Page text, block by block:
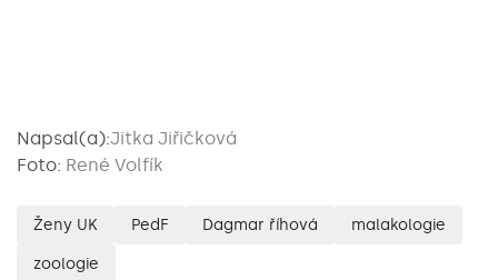
Napsal(a):Jitka Jiřičková
Foto: René Volfík
Ženy UK PedF Dagmar říhová malakologie
zoologie